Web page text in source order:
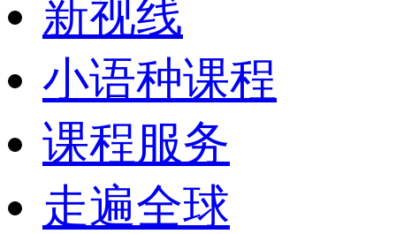
新视线
小语种课程
课程服务
走遍全球